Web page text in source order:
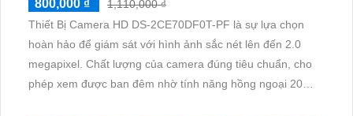
800,000 ₫
1,110,000 ₫
Thiết Bị Camera HD DS-2CE70DF0T-PF là sự lựa chọn
hoàn hảo để giám sát với hình ảnh sắc nét lên đến 2.0
megapixel. Chất lượng của camera đúng tiêu chuẩn, cho
phép xem được ban đêm nhờ tính năng hồng ngoại 20m